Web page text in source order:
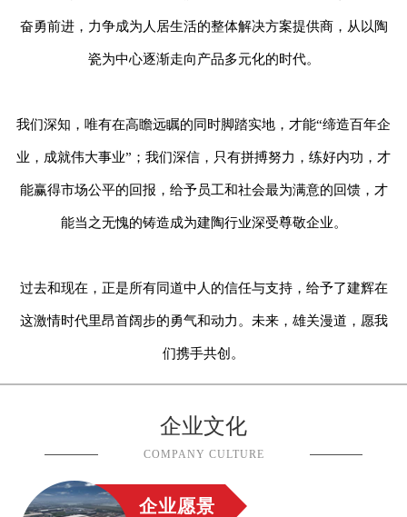
奋勇前进，力争成为人居生活的整体解决方案提供商，从以陶
瓷为中心逐渐走向产品多元化的时代。
我们深知，唯有在高瞻远瞩的同时脚踏实地，才能“缔造百年企
业，成就伟大事业”；我们深信，只有拼搏努力，练好内功，才
能赢得市场公平的回报，给予员工和社会最为满意的回馈，才
能当之无愧的铸造成为建陶行业深受尊敬企业。
过去和现在，正是所有同道中人的信任与支持，给予了建辉在
这激情时代里昂首阔步的勇气和动力。未来，雄关漫道，愿我
们携手共创。
企业文化
COMPANY CULTURE
企业愿景